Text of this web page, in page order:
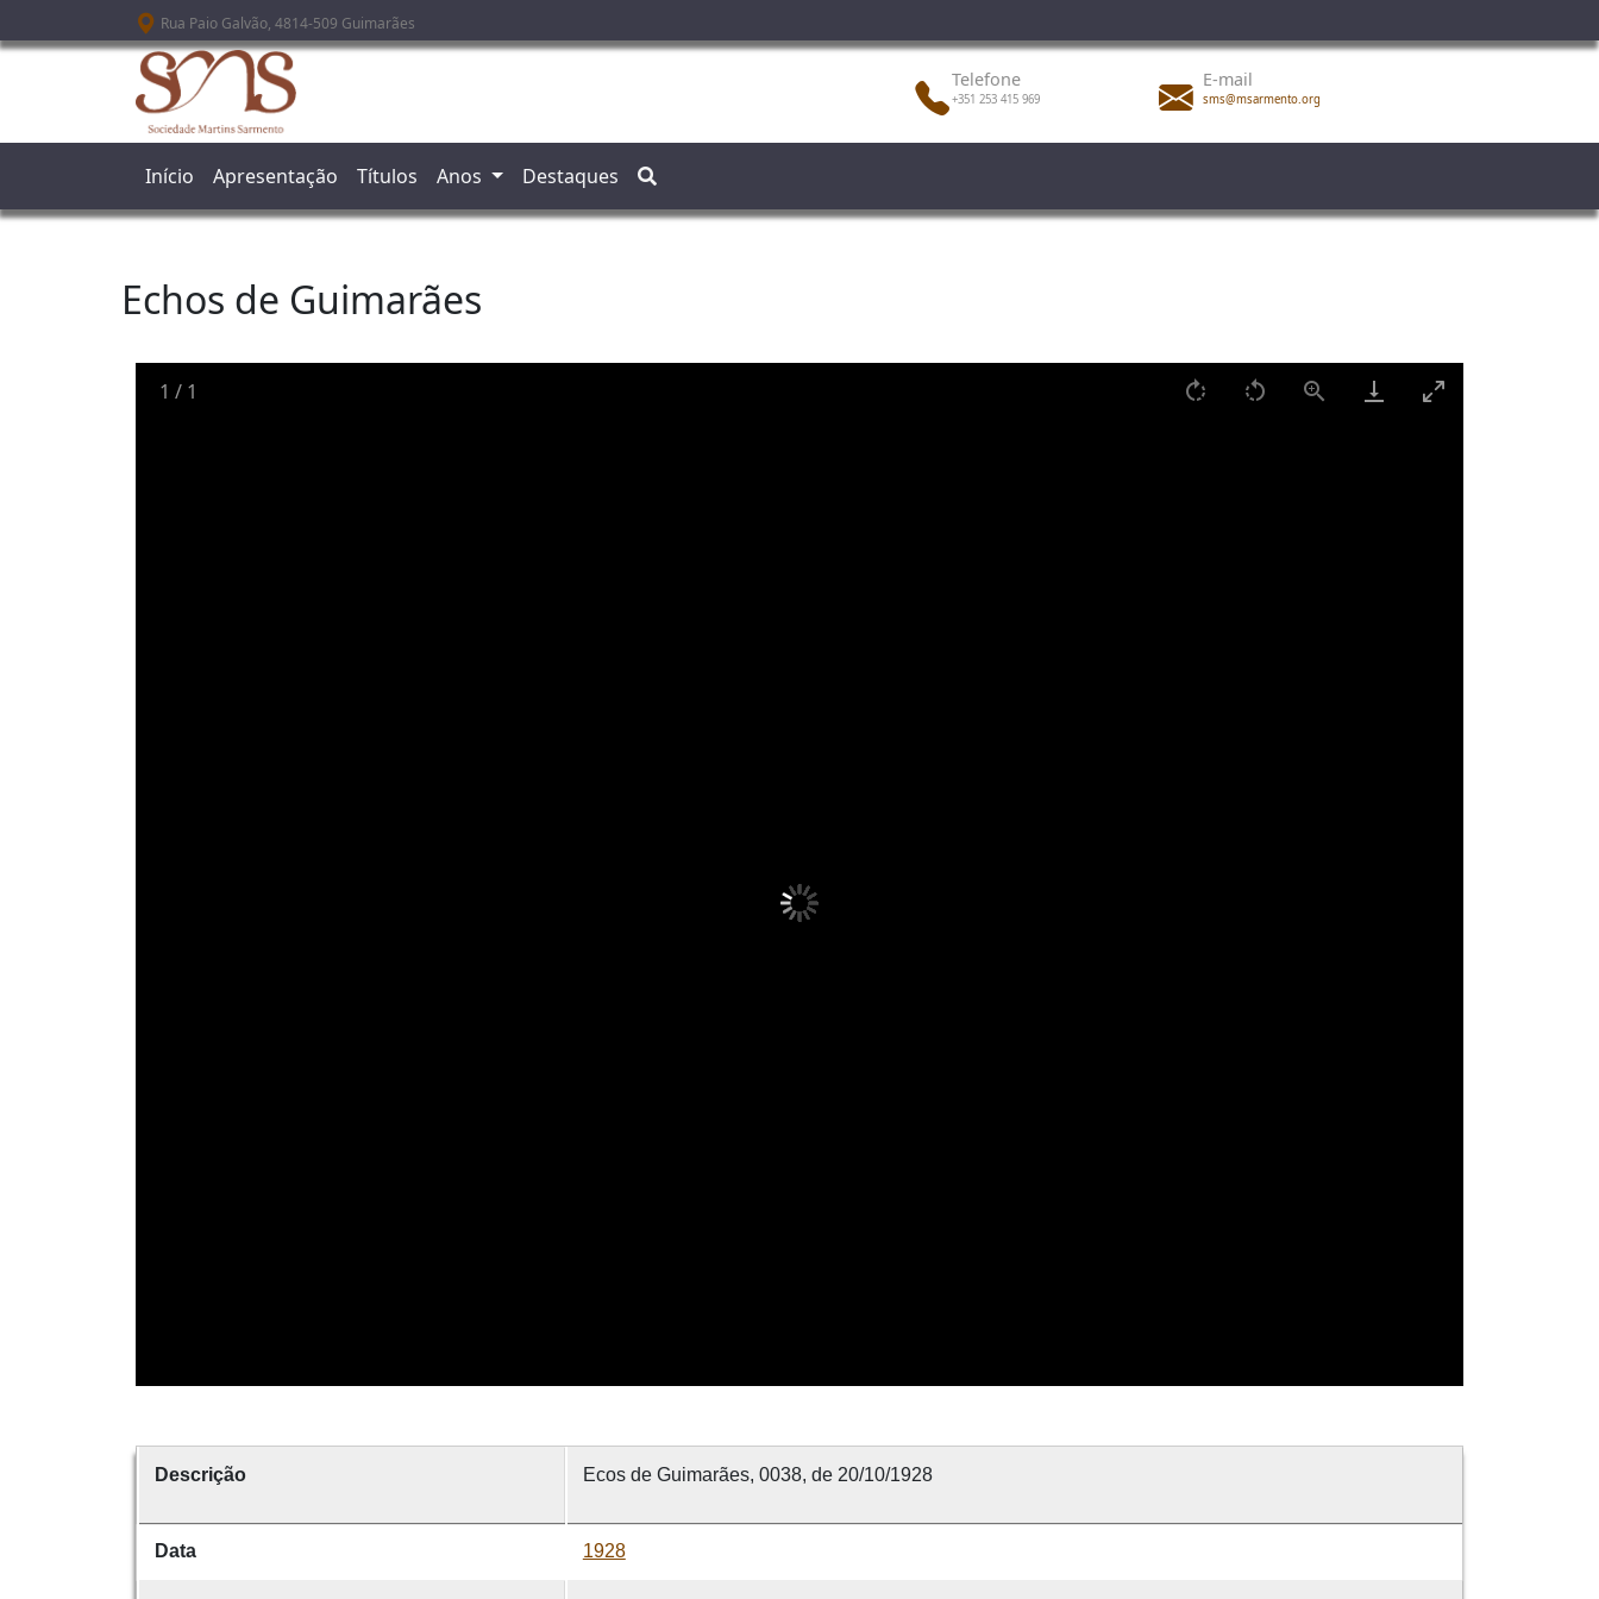
Passar para o conteúdo principal
Rua Paio Galvão, 4814-509 Guimarães
Telefone
+351 253 415 969
E-mail
sms@msarmento.org
Início Apresentação Títulos Anos Destaques
Echos de Guimarães
1 / 1
Descrição Ecos de Guimarães, 0038, de 20/10/1928
Data 1928